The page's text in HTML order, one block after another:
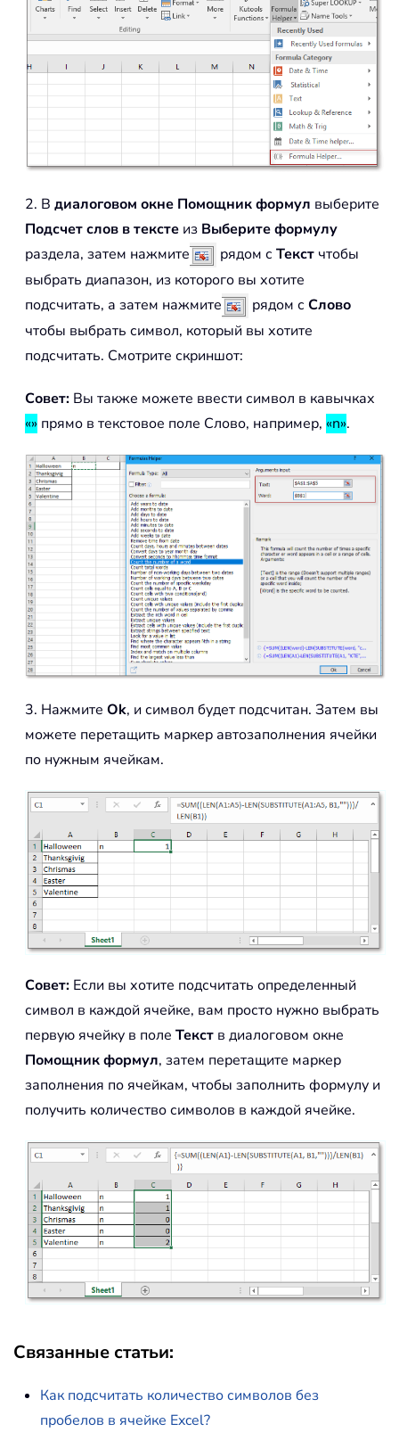
2. В диалоговом окне Помощник формул выберите
Подсчет слов в тексте из Выберите формулу
раздела, затем нажмите
рядом с Текст чтобы
выбрать диапазон, из которого вы хотите
подсчитать, а затем нажмите
рядом с Слово
чтобы выбрать символ, который вы хотите
подсчитать. Смотрите скриншот:
Совет: Вы также можете ввести символ в кавычках
«» прямо в текстовое поле Слово, например, «n».
3. Нажмите Ok, и символ будет подсчитан. Затем вы
можете перетащить маркер автозаполнения ячейки
по нужным ячейкам.
Совет: Если вы хотите подсчитать определенный
символ в каждой ячейке, вам просто нужно выбрать
первую ячейку в поле Текст в диалоговом окне
Помощник формул, затем перетащите маркер
заполнения по ячейкам, чтобы заполнить формулу и
получить количество символов в каждой ячейке.
Связанные статьи:
Как подсчитать количество символов без
пробелов в ячейке Excel?